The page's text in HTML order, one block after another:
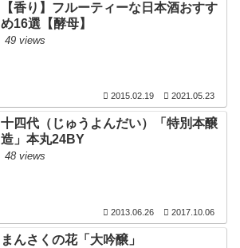
【香り】フルーティーな日本酒おすす
め16選【酵母】
49 views
2015.02.19 2021.05.23
十四代（じゅうよんだい）「特別本醸
造」本丸24BY
48 views
2013.06.26 2017.10.06
まんさくの花「大吟醸」